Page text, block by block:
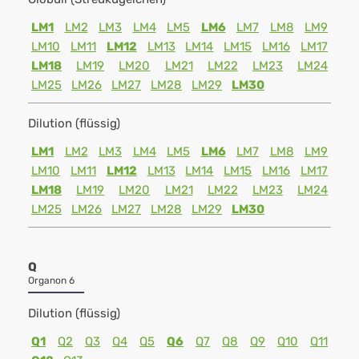
LM1
LM2 LM3 LM4 LM5 LM6 LM7 LM8
LM9
LM10
LM11 LM12 LM13 LM14 LM15 LM16
LM17
LM18
LM19 LM20 LM21 LM22 LM23
LM24
LM25
LM26 LM27 LM28 LM29 LM30
Dilution (flüssig)
LM1
LM2 LM3 LM4 LM5 LM6 LM7 LM8
LM9
LM10
LM11 LM12 LM13 LM14 LM15 LM16
LM17
LM18
LM19 LM20 LM21 LM22 LM23
LM24
LM25
LM26 LM27 LM28 LM29 LM30
Q
Organon 6
Dilution (flüssig)
Q1
Q2 Q3 Q4 Q5 Q6 Q7 Q8 Q9 Q10
Q11